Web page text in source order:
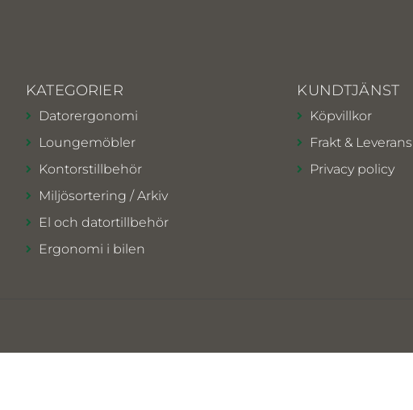
KATEGORIER
Datorergonomi
Loungemöbler
Kontorstillbehör
Miljösortering / Arkiv
El och datortillbehör
Ergonomi i bilen
KUNDTJÄNST
Köpvillkor
Frakt & Leverans
Privacy policy